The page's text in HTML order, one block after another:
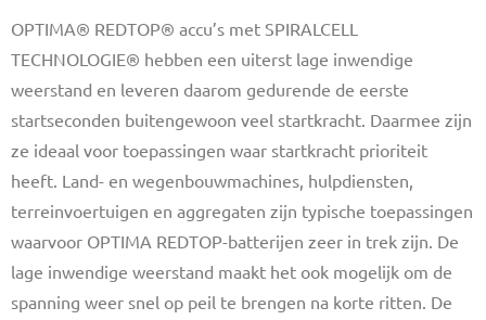
OPTIMA® REDTOP® accu’s met SPIRALCELL
TECHNOLOGIE® hebben een uiterst lage inwendige
weerstand en leveren daarom gedurende de eerste
startseconden buitengewoon veel startkracht. Daarmee zijn
ze ideaal voor toepassingen waar startkracht prioriteit
heeft. Land- en wegenbouwmachines, hulpdiensten,
terreinvoertuigen en aggregaten zijn typische toepassingen
waarvoor OPTIMA REDTOP-batterijen zeer in trek zijn. De
lage inwendige weerstand maakt het ook mogelijk om de
spanning weer snel op peil te brengen na korte ritten. De